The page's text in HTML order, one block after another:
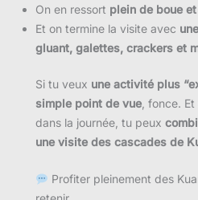
On en ressort plein de boue
Et on termine la visite avec
gluant, galettes, crackers et
Si tu veux une activité plus
simple point de vue , fonce.
dans la journée, tu peux
une visite des cascades de
Profiter pleinement des